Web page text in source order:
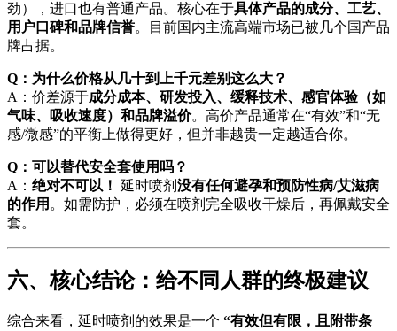
劲），进口也有普通产品。核心在于具体产品的成分、工艺、
用户口碑和品牌信誉。目前国内主流高端市场已被几个国产品
牌占据。
Q：为什么价格从几十到上千元差别这么大？
A：价差源于成分成本、研发投入、缓释技术、感官体验（如
气味、吸收速度）和品牌溢价。高价产品通常在“有效”和“无
感/微感”的平衡上做得更好，但并非越贵一定越适合你。
Q：可以替代安全套使用吗？
A： 绝对不可以！ 延时喷剂 没有任何避孕和预防性病/艾滋病
的作用 。如需防护，必须在喷剂完全吸收干燥后，再佩戴安全
套。
六、核心结论：给不同人群的终极建议
综合来看，延时喷剂的效果是一个 “有效但有限，且附带条